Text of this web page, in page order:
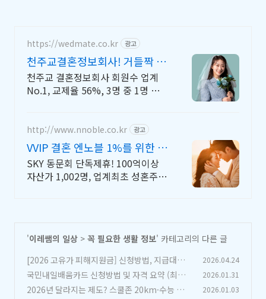
https://wedmate.co.kr 광고
천주교결혼정보회사! 거들짝 이
상형 프로필 무료 받아보기
천주교 결혼정보회사 회원수 업계
No.1, 교제율 56%, 3명 중 1명 지
http://www.nnoble.co.kr 광고
VVIP 결혼 엔노블 1%를 위한 상
류층 결정사
SKY 동문회 단독제휴! 100억이상
자산가 1,002명, 업계최초 성혼주의
'이레쌤의 일상 > 꼭 필요한 생활 정보' 카테고리의 다른 글
[2026 고유가 피해지원금] 신청방법, 지급대상,
1인당 최대 60만원 완벽 정리!
(0)
2026.04.24
국민내일배움카드 신청방법 및 자격 요약 (최대 5
00만원 + 훈련장려금 받는 법)
(0)
2026.01.31
2026년 달라지는 제도? 스쿨존 20km·수능 영어
2026.01.03